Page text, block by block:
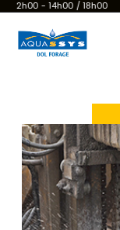
- 14h00 / 18h00